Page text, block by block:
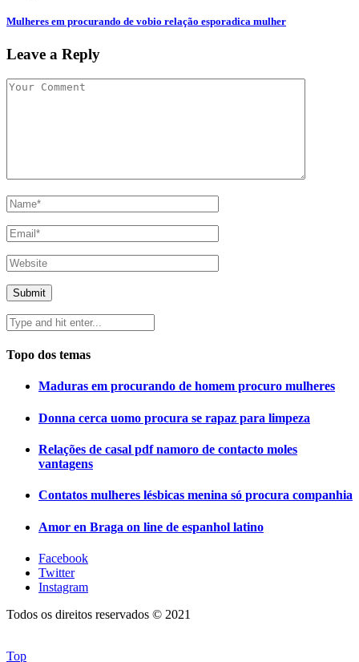
Mulheres em procurando de vobio relação esporadica mulher
Leave a Reply
Topo dos temas
Maduras em procurando de homem procuro mulheres
Donna cerca uomo procura se rapaz para limpeza
Relações de casal pdf namoro de contacto moles
vantagens
Contatos mulheres lésbicas menina só procura companhia
Amor en Braga on line de espanhol latino
Facebook
Twitter
Instagram
Todos os direitos reservados © 2021
Top